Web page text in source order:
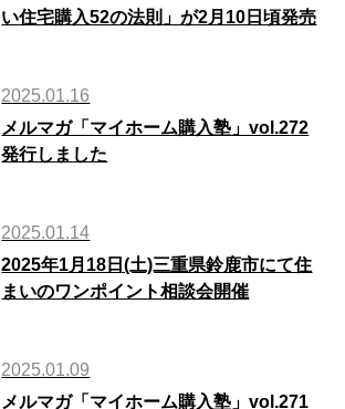
い住宅購入52の法則」が2月10日頃発売
2025.01.16
メルマガ「マイホーム購入塾」vol.272
発行しました
2025.01.14
2025年1月18日(土)三重県鈴鹿市にて住
まいのワンポイント相談会開催
2025.01.09
メルマガ「マイホーム購入塾」vol.271